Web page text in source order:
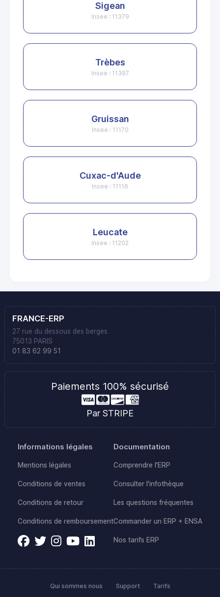
Sigean
Insee : 11379
Trèbes
Insee : 11397
Gruissan
Insee : 11170
Cuxac-d'Aude
Insee : 11116
Leucate
Insee : 11202
FRANCE-ERP
27 rue du dessous des berges
75013 PARIS
01 83 62 99 51
Paiements 100% sécurisé
Par STRIPE
Informations légales
Mentions légales
Conditions de ventes
Conditions de retour
Conditions de remboursement
Documentation
Comprendre l'ERP
Consulter l'infothèque
Les questions fréquentes
Commander un ERP + ENSA
Nos tarifs ERP
Qui sommes nous Support Tarifs